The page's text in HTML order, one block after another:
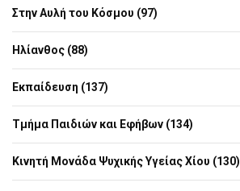
Στην Αυλή του Κόσμου (97)
Ηλίανθος (88)
Εκπαίδευση (137)
Τμήμα Παιδιών και Εφήβων (134)
Κινητή Μονάδα Ψυχικής Υγείας Χίου (130)